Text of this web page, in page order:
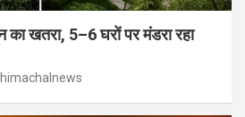
का खतरा, 5–6 घरों पर मंडरा रहा